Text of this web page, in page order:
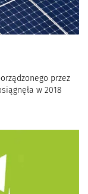
przez
w 2018